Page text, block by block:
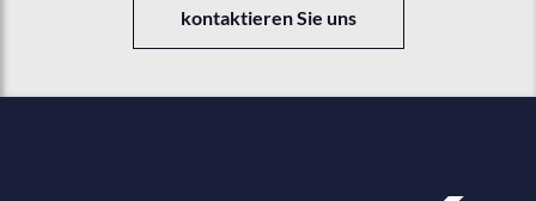
kontaktieren Sie uns